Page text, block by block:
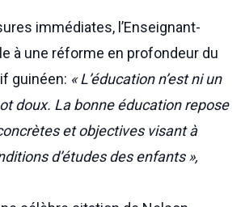
immédiates, l’Enseignant-
à une réforme en profondeur du
guinéen: « L’éducation n’est ni un
doux. La bonne éducation repose
et objectives visant à
d’études des enfants »,